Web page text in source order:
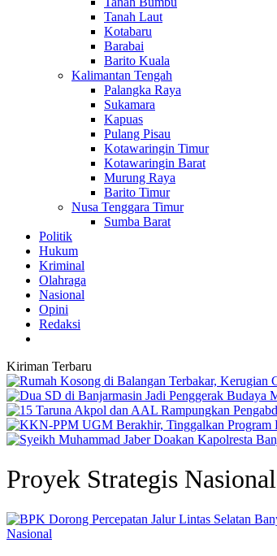
Tanah Laut
Kotabaru
Barabai
Barito Kuala
Kalimantan Tengah
Palangka Raya
Sukamara
Kapuas
Pulang Pisau
Kotawaringin Timur
Kotawaringin Barat
Murung Raya
Barito Timur
Nusa Tenggara Timur
Sumba Barat
Politik
Hukum
Kriminal
Olahraga
Nasional
Opini
Redaksi
Kiriman Terbaru
Proyek Strategis Nasional
Nasional